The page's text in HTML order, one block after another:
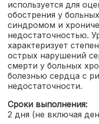
используется для
обострения у
синдромом и
недостаточностью.
характеризует
острых нарушений
смерти у больных
болезнью сердца с
недостаточности.
Сроки выполнения:
2 дня (не включая